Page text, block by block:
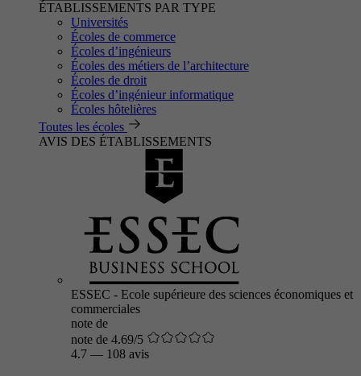
ÉTABLISSEMENTS PAR TYPE
Universités
Écoles de commerce
Écoles d’ingénieurs
Écoles des métiers de l’architecture
Écoles de droit
Écoles d’ingénieur informatique
Écoles hôtelières
Toutes les écoles
AVIS DES ÉTABLISSEMENTS
ESSEC - Ecole supérieure des sciences économiques et
commerciales
note de
note de 4.69/5
4.7 — 108 avis